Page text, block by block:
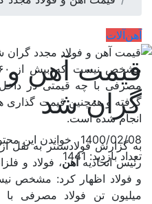
آهن‌آلات
قیمت آهن و
گران شد
1400/02/08
خواندن این محتوا 33 ثانیه زمان
تعداد بازدید: 1441
مصرفی با چه قیمتی در
گرفته و همچنین قیمت گذاری
انجام شده است.
به گزارش فولادسنتر به نقل
رئیس اتحادیهآهن، فولاد و
میلیون تن فولاد مصرفی